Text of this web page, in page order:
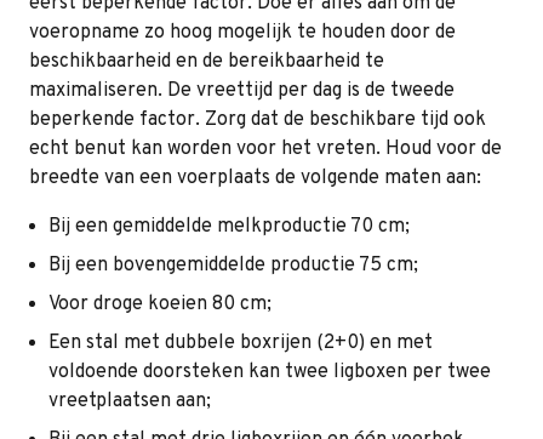
voeropname zo hoog mogelijk te houden door de
beschikbaarheid en de bereikbaarheid te
maximaliseren. De vreettijd per dag is de tweede
beperkende factor. Zorg dat de beschikbare tijd ook
echt benut kan worden voor het vreten. Houd voor de
breedte van een voerplaats de volgende maten aan:
Bij een gemiddelde melkproductie 70 cm;
Bij een bovengemiddelde productie 75 cm;
Voor droge koeien 80 cm;
Een stal met dubbele boxrijen (2+0) en met
voldoende doorsteken kan twee ligboxen per twee
vreetplaatsen aan;